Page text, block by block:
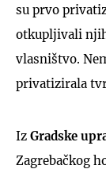
su prvo
otkupljivali
vlasništvo.
privatizirala
Iz Gradske
Zagrebačkog